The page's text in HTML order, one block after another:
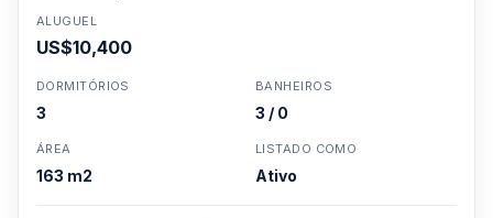
ALUGUEL
US$10,400
DORMITÓRIOS
3
BANHEIROS
3 / 0
ÁREA
163 m2
LISTADO COMO
Ativo